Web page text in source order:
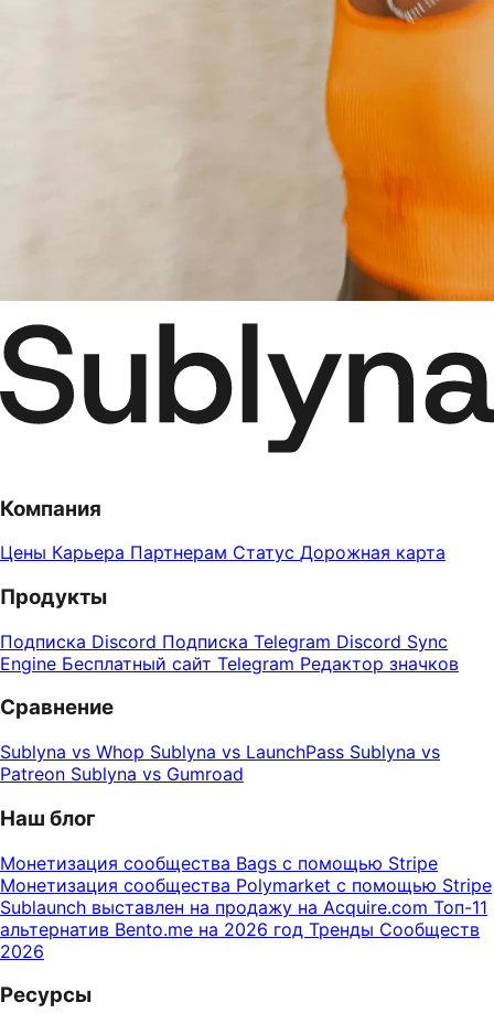
Компания
Цены Карьера Партнерам Статус Дорожная карта
Продукты
Подписка Discord Подписка Telegram Discord Sync
Engine Бесплатный сайт Telegram Редактор значков
Сравнение
Sublyna vs Whop Sublyna vs LaunchPass Sublyna vs
Patreon Sublyna vs Gumroad
Наш блог
Монетизация сообщества Bags с помощью Stripe
Монетизация сообщества Polymarket с помощью Stripe
Sublaunch выставлен на продажу на Acquire.com Топ-11
альтернатив Bento.me на 2026 год Тренды Сообществ
2026
Ресурсы